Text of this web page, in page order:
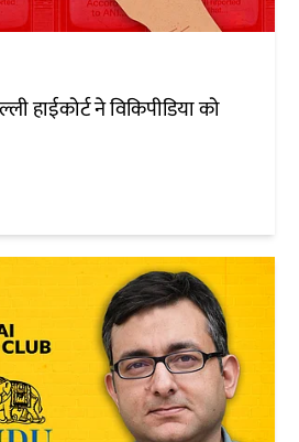
हाईकोर्ट ने विकिपीडिया को